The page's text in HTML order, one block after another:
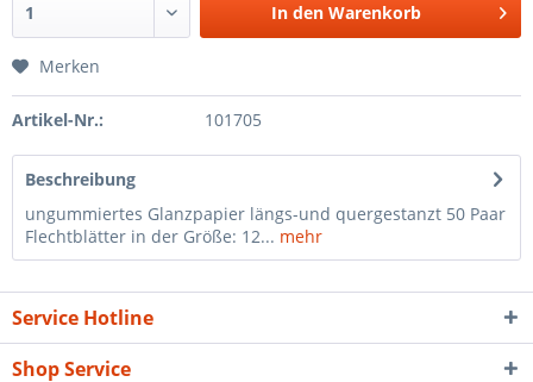
In den Warenkorb
Merken
Artikel-Nr.: 101705
Beschreibung
ungummiertes Glanzpapier längs-und quergestanzt 50 Paar
Flechtblätter in der Größe: 12... mehr
Service Hotline
Shop Service